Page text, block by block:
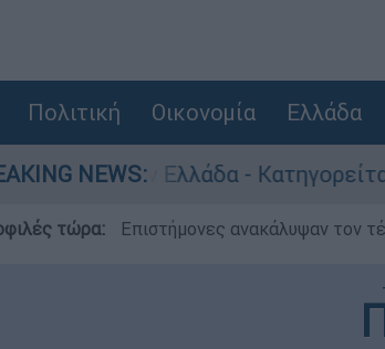
Πολιτική Οικονομία Ελλάδα
NEWS:
- Κατηγορείται και για την
τώρα: Επιστήμονες ανακάλυψαν τον